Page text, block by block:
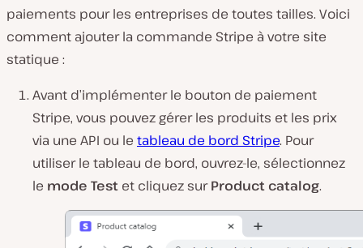
paiements pour les entreprises de toutes tailles. Voici
comment ajouter la commande Stripe à votre site
statique :
Avant d’implémenter le bouton de paiement
Stripe, vous pouvez gérer les produits et les prix
via une API ou le tableau de bord Stripe. Pour
utiliser le tableau de bord, ouvrez-le, sélectionnez
le mode Test et cliquez surProduct catalog.